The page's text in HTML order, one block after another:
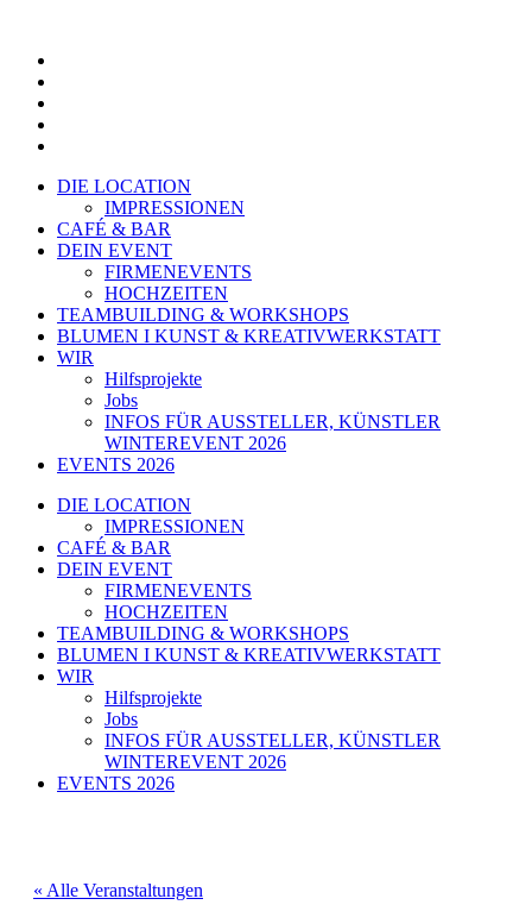
springen
DIE LOCATION
IMPRESSIONEN
CAFÉ & BAR
DEIN EVENT
FIRMENEVENTS
HOCHZEITEN
TEAMBUILDING & WORKSHOPS
BLUMEN I KUNST & KREATIVWERKSTATT
WIR
Hilfsprojekte
Jobs
INFOS FÜR AUSSTELLER, KÜNSTLER
WINTEREVENT 2026
EVENTS 2026
DIE LOCATION
IMPRESSIONEN
CAFÉ & BAR
DEIN EVENT
FIRMENEVENTS
HOCHZEITEN
TEAMBUILDING & WORKSHOPS
BLUMEN I KUNST & KREATIVWERKSTATT
WIR
Hilfsprojekte
Jobs
INFOS FÜR AUSSTELLER, KÜNSTLER
WINTEREVENT 2026
EVENTS 2026
« Alle Veranstaltungen